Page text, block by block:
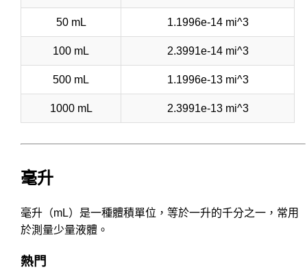
50 mL 1.1996e-14 mi^3
100 mL 2.3991e-14 mi^3
500 mL 1.1996e-13 mi^3
1000 mL 2.3991e-13 mi^3
毫升
毫升（mL）是一種體積單位，等於一升的千分之一，常用
於測量少量液體。
熱門